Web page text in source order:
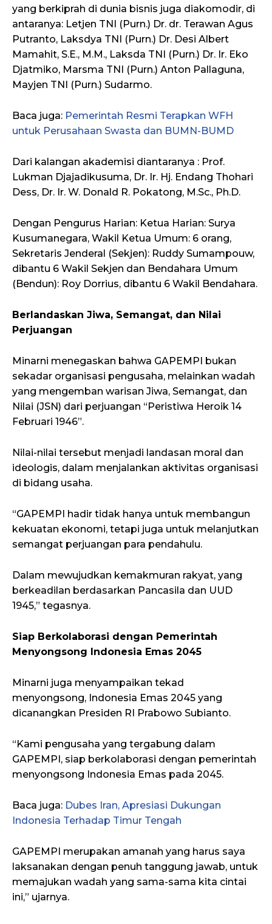
yang berkiprah di dunia bisnis juga diakomodir, di
antaranya: Letjen TNI (Purn.) Dr. dr. Terawan Agus
Putranto, Laksdya TNI (Purn.) Dr. Desi Albert
Mamahit, S.E., M.M., Laksda TNI (Purn.) Dr. Ir. Eko
Djatmiko, Marsma TNI (Purn.) Anton Pallaguna,
Mayjen TNI (Purn.) Sudarmo.
Baca juga: Pemerintah Resmi Terapkan WFH
untuk Perusahaan Swasta dan BUMN-BUMD
Dari kalangan akademisi diantaranya : Prof.
Lukman Djajadikusuma, Dr. Ir. Hj. Endang Thohari
Dess, Dr. Ir. W. Donald R. Pokatong, M.Sc., Ph.D.
Dengan Pengurus Harian: Ketua Harian: Surya
Kusumanegara, Wakil Ketua Umum: 6 orang,
Sekretaris Jenderal (Sekjen): Ruddy Sumampouw,
dibantu 6 Wakil Sekjen dan Bendahara Umum
(Bendun): Roy Dorrius, dibantu 6 Wakil Bendahara.
Berlandaskan Jiwa, Semangat, dan Nilai
Perjuangan
Minarni menegaskan bahwa GAPEMPI bukan
sekadar organisasi pengusaha, melainkan wadah
yang mengemban warisan Jiwa, Semangat, dan
Nilai (JSN) dari perjuangan “Peristiwa Heroik 14
Februari 1946”.
Nilai-nilai tersebut menjadi landasan moral dan
ideologis, dalam menjalankan aktivitas organisasi
di bidang usaha.
“GAPEMPI hadir tidak hanya untuk membangun
kekuatan ekonomi, tetapi juga untuk melanjutkan
semangat perjuangan para pendahulu.
Dalam mewujudkan kemakmuran rakyat, yang
berkeadilan berdasarkan Pancasila dan UUD
1945,” tegasnya.
Siap Berkolaborasi dengan Pemerintah
Menyongsong Indonesia Emas 2045
Minarni juga menyampaikan tekad
menyongsong, Indonesia Emas 2045 yang
dicanangkan Presiden RI Prabowo Subianto.
“Kami pengusaha yang tergabung dalam
GAPEMPI, siap berkolaborasi dengan pemerintah
menyongsong Indonesia Emas pada 2045.
Baca juga: Dubes Iran, Apresiasi Dukungan
Indonesia Terhadap Timur Tengah
GAPEMPI merupakan amanah yang harus saya
laksanakan dengan penuh tanggung jawab, untuk
memajukan wadah yang sama-sama kita cintai
ini,” ujarnya.